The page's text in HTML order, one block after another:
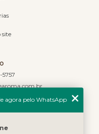
site
5757
- Cuiabá - MT - 78085-636
agora pelo WhatsApp